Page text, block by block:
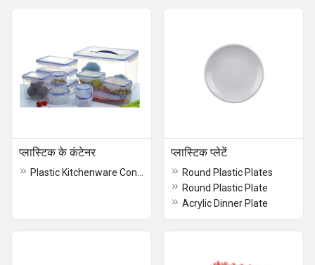
प्लास्टिक के कंटेनर प्लास्टिक प्लेटें
Round Plastic Plates
Round Plastic Plate
Acrylic Dinner Plate